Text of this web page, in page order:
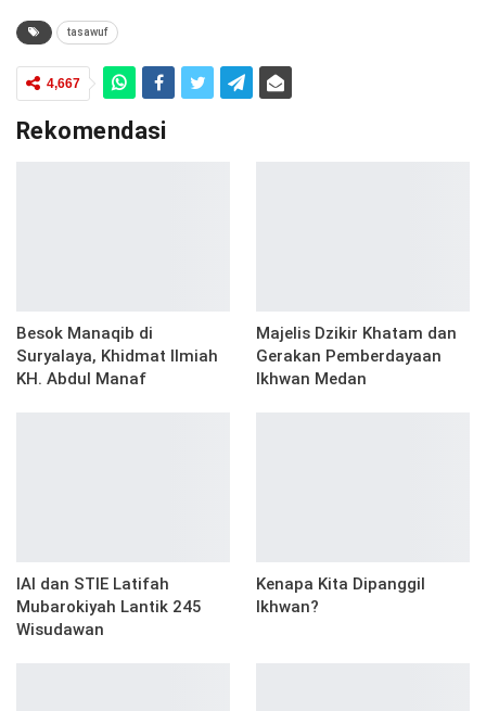
tasawuf
4,667
Rekomendasi
Besok Manaqib di
Suryalaya, Khidmat Ilmiah
KH. Abdul Manaf
Majelis Dzikir Khatam dan
Gerakan Pemberdayaan
Ikhwan Medan
IAI dan STIE Latifah
Mubarokiyah Lantik 245
Wisudawan
Kenapa Kita Dipanggil
Ikhwan?